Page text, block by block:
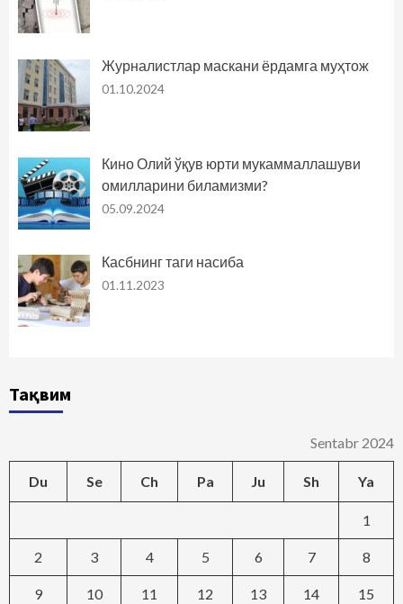
Журналистлар маскани ёрдамга муҳтож
01.10.2024
Кино Олий ўқув юрти мукаммаллашуви
омилларини биламизми?
05.09.2024
Касбнинг таги насиба
01.11.2023
Тақвим
Sentabr 2024
Du Se Ch Pa Ju Sh Ya
1
2 3 4 5 6 7 8
9 10 11 12 13 14 15